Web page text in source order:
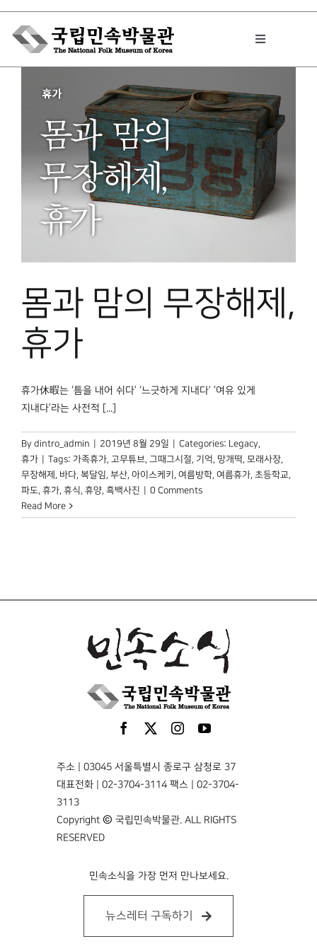
Skip
content
Toggle
박물관에서는
민속이야기
민속 인사이드
원문보기 PDF
박물관 홈페이지
몸과 맘의 무장해제,
휴가
휴가休暇는 ‘틈을 내어 쉬다’ ‘느긋하게 지내다’ ‘여유 있게
지내다’라는 사전적 [...]
By dintro_admin 2019년 8월 29일 Categories: Legacy,
휴가
Tags: 가족휴가, 고무튜브, 그때그시절, 기억, 망개떡, 모래사장,
무장해제 , 바다, 복달임, 부산, 아이스케키 , 여름방학, 여름휴가, 초등학교,
파도, 휴가, 휴식, 휴양, 흑백사진
0 Comments
Read More
주소 | 03045 서울특별시 종로구 삼청로 37
대표전화 | 02-3704-3114 팩스 | 02-3704-
3113
Copyright © 국립민속박물관. ALL RIGHTS
RESERVED
민속소식을 가장 먼저 만나보세요.
뉴스레터 구독하기